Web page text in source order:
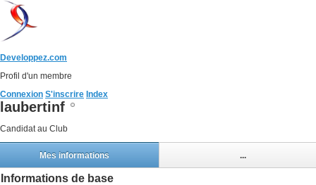
Developpez.com
Profil d'un membre
Connexion S'inscrire Index
laubertinf
Candidat au Club
Mes informations ...
Informations de base